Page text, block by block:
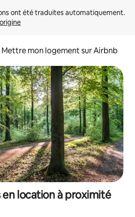
Mettre mon logement sur Airbnb
location à proximité